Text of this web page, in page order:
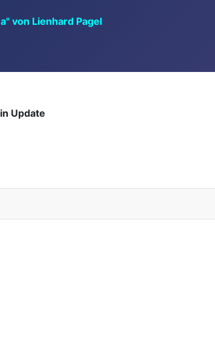
von Lienhard Pagel
Update